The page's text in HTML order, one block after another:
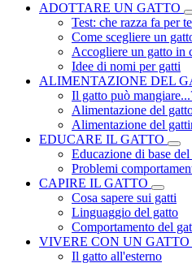
ADOTTARE UN GATTO
Test: che razza fa per
Come scegliere un
Accogliere un gatto in
Idee di nomi per gatti
ALIMENTAZIONE DEL
Il gatto può
Alimentazione del
Alimentazione del
EDUCARE IL GATTO
Educazione di base
Problemi
CAPIRE IL GATTO
Cosa sapere sui gatti
Linguaggio del gatto
Comportamento del
VIVERE CON UN GATTO
Il gatto all'esterno